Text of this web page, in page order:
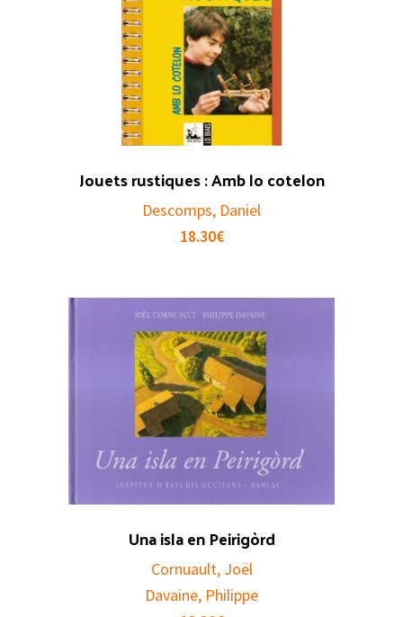
Jouets rustiques : Amb lo cotelon
Descomps, Daniel
18.30€
Una isla en Peirigòrd
Cornuault, Joël
Davaine, Philippe